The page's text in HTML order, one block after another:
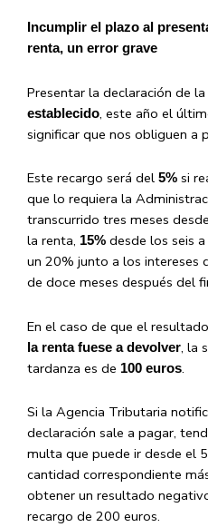
Incumplir el plazo al
renta, un error grave
Presentar la declaración de
establecido, este año el
significar que nos obliguen a
Este recargo será del 5% si
que lo requiera la
transcurrido tres meses
la renta, 15% desde los seis
un 20% junto a los intereses
de doce meses después del
En el caso de que el
la renta fuese a devolver, la
tardanza es de 100 euros.
Si la Agencia Tributaria
declaración sale a pagar,
multa que puede ir desde el
cantidad correspondiente
obtener un resultado
recargo de 200 euros.